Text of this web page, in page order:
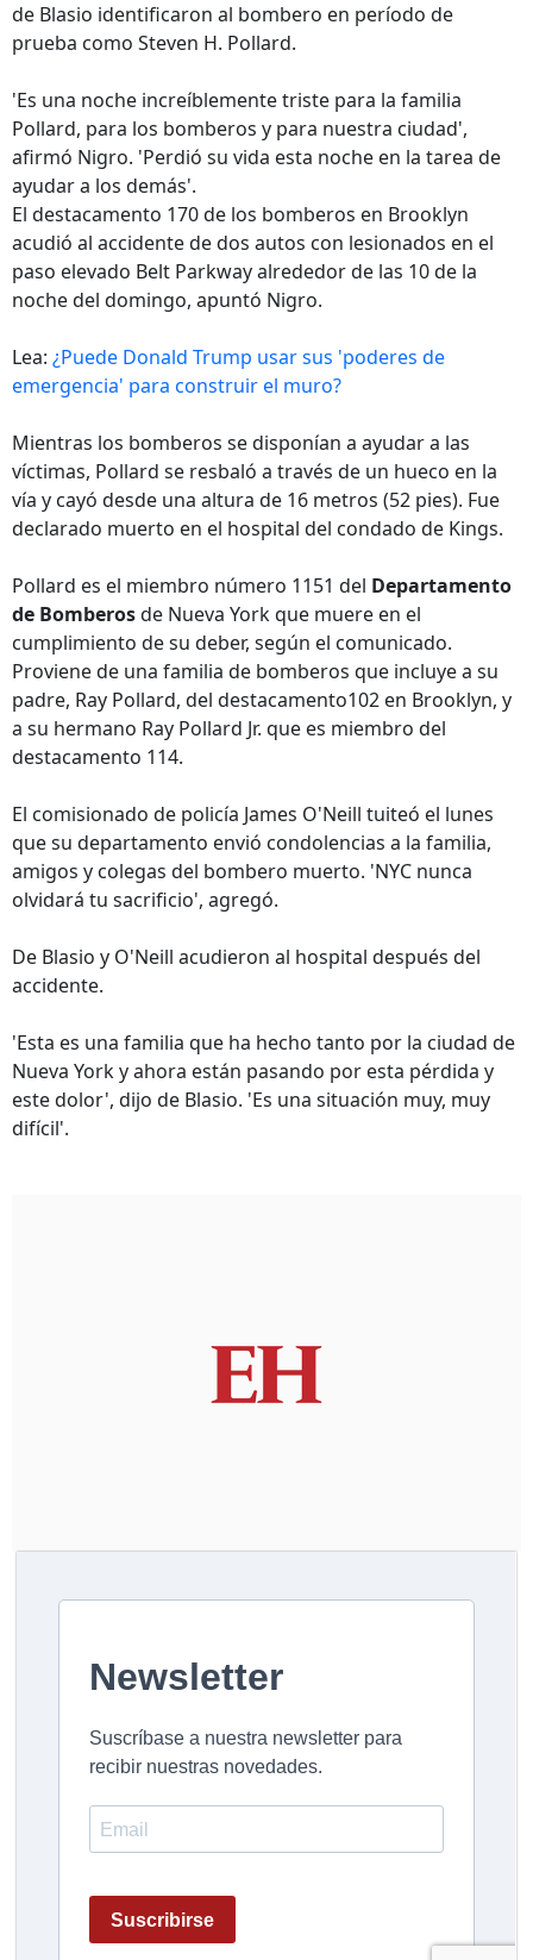
de Blasio identificaron al bombero en período de
prueba como Steven H. Pollard.
'Es una noche increíblemente triste para la familia
Pollard, para los bomberos y para nuestra ciudad',
afirmó Nigro. 'Perdió su vida esta noche en la tarea de
ayudar a los demás'.
El destacamento 170 de los bomberos en Brooklyn
acudió al accidente de dos autos con lesionados en el
paso elevado Belt Parkway alrededor de las 10 de la
noche del domingo, apuntó Nigro.
Lea: ¿Puede Donald Trump usar sus 'poderes de
emergencia' para construir el muro?
Mientras los bomberos se disponían a ayudar a las
víctimas, Pollard se resbaló a través de un hueco en la
vía y cayó desde una altura de 16 metros (52 pies). Fue
declarado muerto en el hospital del condado de Kings.
Pollard es el miembro número 1151 del Departamento
de Bomberosde Nueva York que muere en el
cumplimiento de su deber, según el comunicado.
Proviene de una familia de bomberos que incluye a su
padre, Ray Pollard, del destacamento102 en Brooklyn, y
a su hermano Ray Pollard Jr. que es miembro del
destacamento 114.
El comisionado de policía James O'Neill tuiteó el lunes
que su departamento envió condolencias a la familia,
amigos y colegas del bombero muerto. 'NYC nunca
olvidará tu sacrificio', agregó.
De Blasio y O'Neill acudieron al hospital después del
accidente.
'Esta es una familia que ha hecho tanto por la ciudad de
Nueva York y ahora están pasando por esta pérdida y
este dolor', dijo de Blasio. 'Es una situación muy, muy
difícil'.